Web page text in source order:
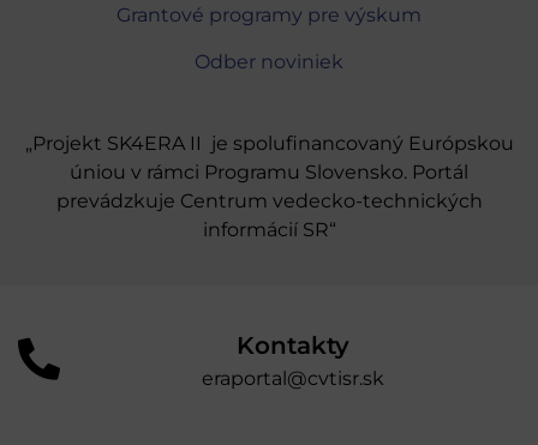
Grantové programy pre výskum
Odber noviniek
„Projekt SK4ERA II je spolufinancovaný Európskou
úniou v rámci Programu Slovensko. Portál
prevádzkuje Centrum vedecko-technických
informácií SR“
Kontakty
eraportal@cvtisr.sk